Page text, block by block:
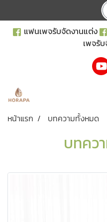
แฟนเพจรับจัดงานแต่ง
เพจรั
หน้าแรก บทความทั้งหมด
บทคว